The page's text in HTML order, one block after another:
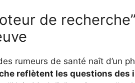
de
rumeurs de santé naît d’un
reflètent les questions des